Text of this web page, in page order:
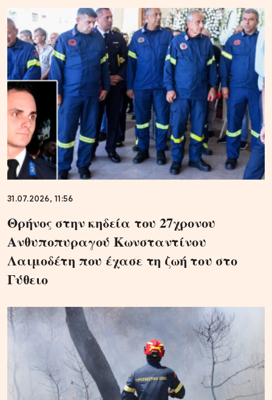
31.07.2026, 11:56
Θρήνος στην κηδεία του 27χρονου
Ανθυποπυραγού Κωνσταντίνου
Λαιμοδέτη που έχασε τη ζωή του στο
Γύθειο